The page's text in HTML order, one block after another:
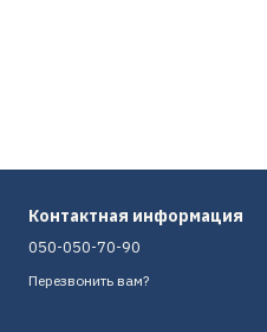
Контактная информация
050-050-70-90
Перезвонить вам?